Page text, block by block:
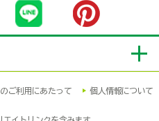
ご利用にあたって 個人情報について